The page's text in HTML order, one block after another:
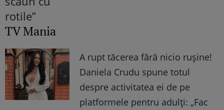
TV Mania
A rupt tăcerea fără nicio rușine!
Daniela Crudu spune totul
despre activitatea ei de pe
platformele pentru adulți: „Fac